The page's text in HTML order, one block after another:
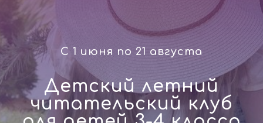
С 1 июня по 21 августа
Детский летний
читательский клуб